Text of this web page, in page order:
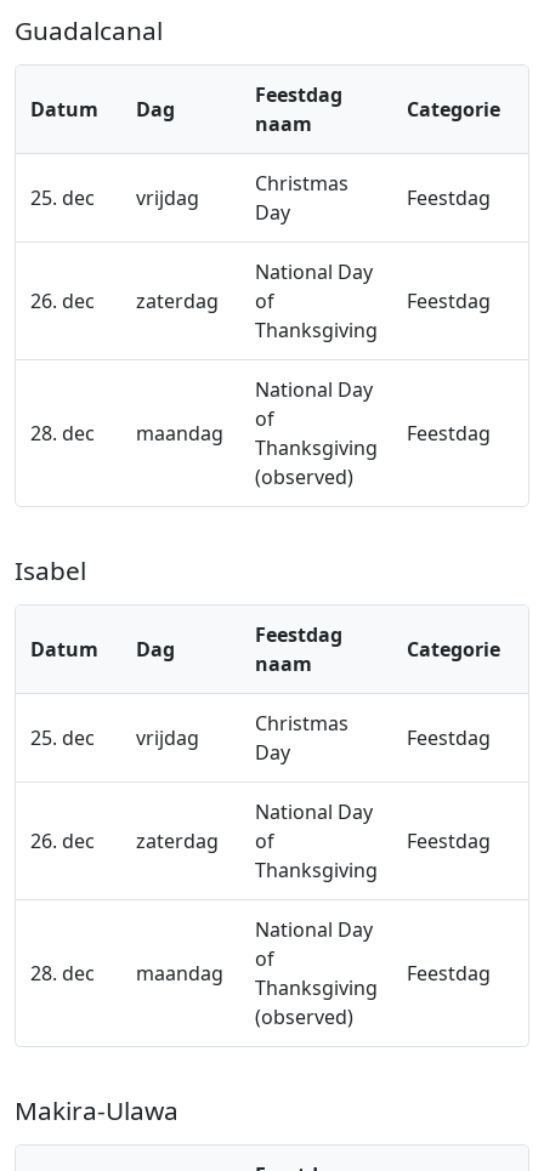
Guadalcanal
Datum Dag
Feestdag
naam
Categorie
25. dec vrijdag
Christmas
Day
Feestdag
26. dec zaterdag
National Day
of
Thanksgiving
Feestdag
28. dec maandag
National Day
of
Thanksgiving
(observed)
Feestdag
Isabel
Datum Dag
Feestdag
naam
Categorie
25. dec vrijdag
Christmas
Day
Feestdag
26. dec zaterdag
National Day
of
Thanksgiving
Feestdag
28. dec maandag
National Day
of
Thanksgiving
(observed)
Feestdag
Makira-Ulawa